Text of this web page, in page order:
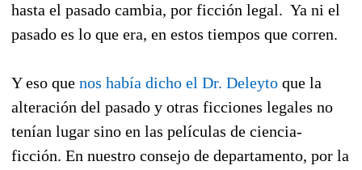
hasta el pasado cambia, por ficción legal. Ya ni el
pasado es lo que era, en estos tiempos que corren.
Y eso que nos había dicho el Dr. Deleyto que la
alteración del pasado y otras ficciones legales no
tenían lugar sino en las películas de ciencia-
ficción. En nuestro consejo de departamento, por la